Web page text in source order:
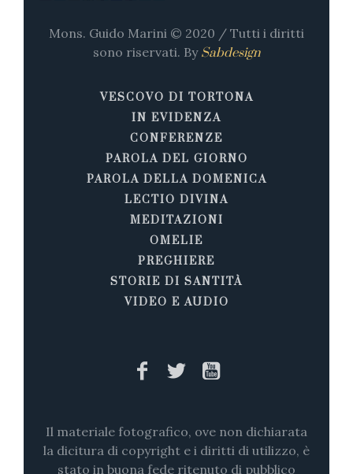
Mons. Guido Marini © 2020 / Tutti i diritti
sono riservati. By Sabdesign
VESCOVO DI TORTONA
IN EVIDENZA
CONFERENZE
PAROLA DEL GIORNO
PAROLA DELLA DOMENICA
LECTIO DIVINA
MEDITAZIONI
OMELIE
PREGHIERE
STORIE DI SANTITÀ
VIDEO E AUDIO
Il materiale fotografico, ove non dichiarata
la dicitura di copyright e i diritti di utilizzo, è
stato in buona fede ritenuto di pubblico